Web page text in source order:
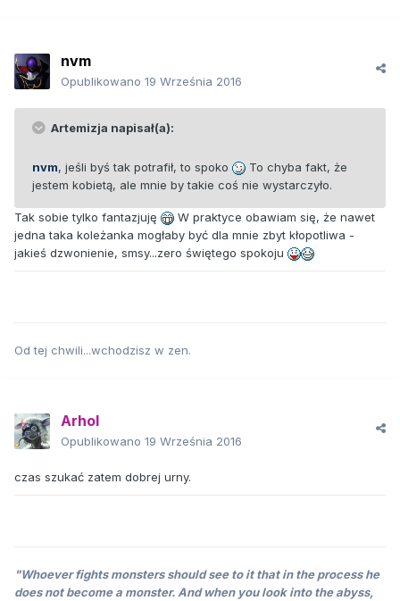
nvm
Opublikowano 19 Września 2016
Artemizja napisał(a):
nvm, jeśli byś tak potrafił, to spoko
To chyba fakt, że
jestem kobietą, ale mnie by takie coś nie wystarczyło.
Tak sobie tylko fantazjuję
W praktyce obawiam się, że nawet
jedna taka koleżanka mogłaby być dla mnie zbyt kłopotliwa -
jakieś dzwonienie, smsy...zero świętego spokoju
Od tej chwili...wchodzisz w zen.
Arhol
Opublikowano 19 Września 2016
czas szukać zatem dobrej urny.
"Whoever fights monsters should see to it that in the process he
does not become a monster. And when you look into the abyss,